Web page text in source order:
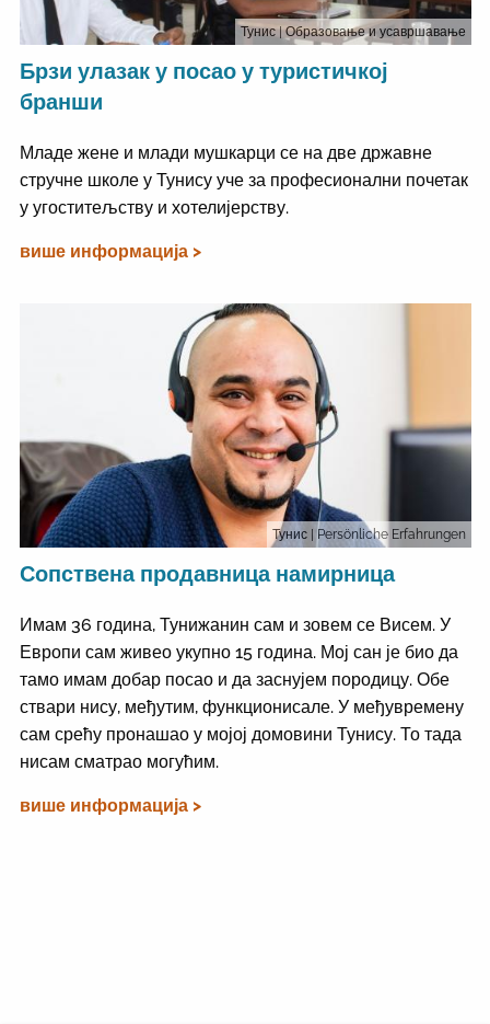
Тунис| Образовање и усавршавање
Брзи улазак у посао у туристичкој
бранши
Младе жене и млади мушкарци се на две државне
стручне школе у Тунису уче за професионални почетак
у угоститељству и хотелијерству.
више информација >
Тунис | Persönliche Erfahrungen
Сопствена продавница намирница
Имам 36 година, Тунижанин сам и зовем се Висем. У
Европи сам живео укупно 15 година. Мој сан је био да
тамо имам добар посао и да заснујем породицу. Обе
ствари нису, међутим, функционисале. У међувремену
сам срећу пронашао у мојој домовини Тунису. То тада
нисам сматрао могућим.
више информација >